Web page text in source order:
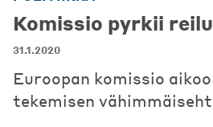
Komissio pyrkii
31.1.2020
Euroopan komissio
tekemisen